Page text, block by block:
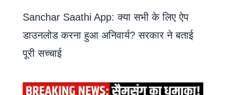
Sanchar Saathi App: क्या सभी के लिए ऐप
डाउनलोड करना हुआ अनिवार्य? सरकार ने बताई
पूरी सच्चाई